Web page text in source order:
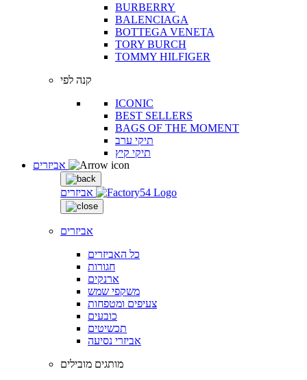
BURBERRY
BALENCIAGA
BOTTEGA VENETA
TORY BURCH
TOMMY HILFIGER
קנה לפי
ICONIC
BEST SELLERS
BAGS OF THE MOMENT
תיקי ערב
תיקי קיץ
אביזרים
אביזרים
כל האביזרים
חגורות
ארנקים
משקפי שמש
צעיפים ומטפחות
כובעים
תכשיטים
אביזרי נסיעה
מותגים מובילים